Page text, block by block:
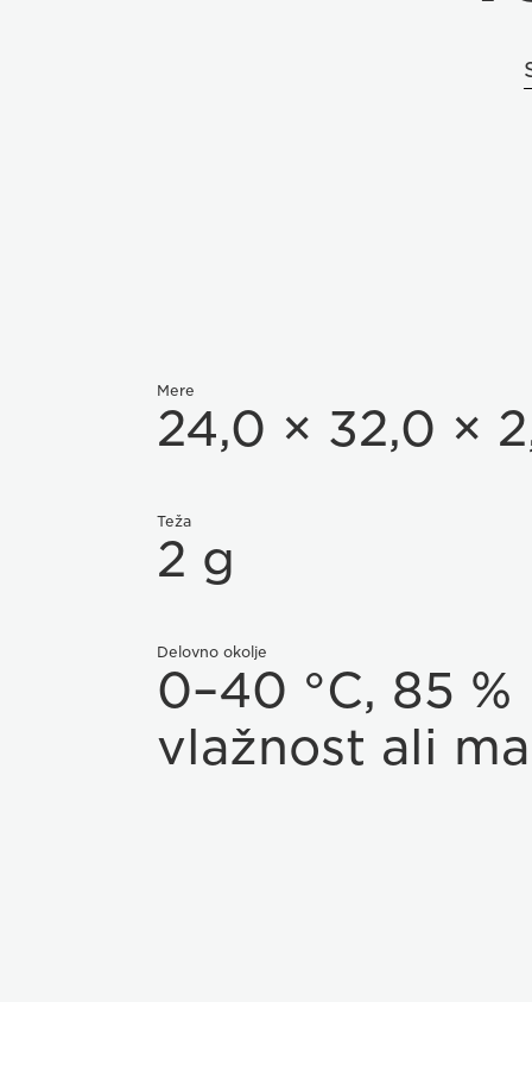
Mere
24,0 × 32,0 ×
Teža
2 g
Delovno okolje
0–40 °C, 85 %
vlažnost ali